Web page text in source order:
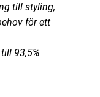
till styling,
för ett
93,5%